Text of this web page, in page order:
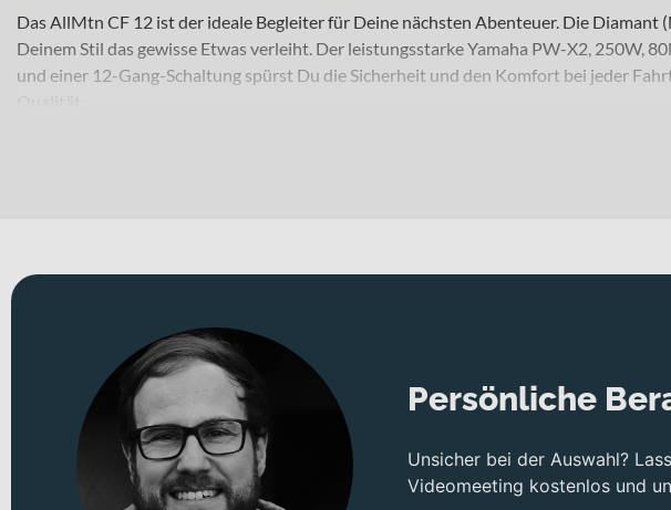
Das AllMtn CF 12 ist der ideale Begleiter für Deine nächsten Abenteuer. Die
Deinem Stil das gewisse Etwas verleiht. Der leistungsstarke Yamaha PW-X2,
und einer 12-Gang-Schaltung spürst Du die Sicherheit und den Komfort bei jeder
Persönliche
Unsicher bei der Auswahl?
Videomeeting kostenlos und